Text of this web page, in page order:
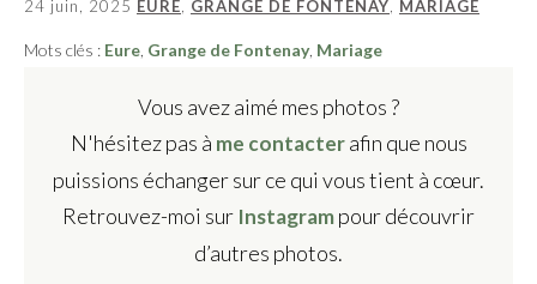
24 juin, 2025 EURE GRANGE DE FONTENAY MARIAGE
Mots clés : Eure Grange de Fontenay, Mariage
Vous avez aimé mes photos ?
N'hésitez pas à me contacterafin que nous
puissions échanger sur ce qui vous tient à cœur.
Retrouvez-moi sur Instagrampour découvrir
d’autres photos.